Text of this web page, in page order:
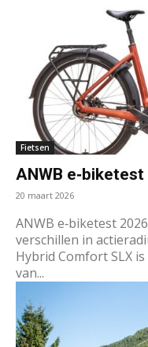
Fietsen
ANWB
20 maart 2026
ANWB e‑biketest
verschillen in
Hybrid Comfort SLX
van...